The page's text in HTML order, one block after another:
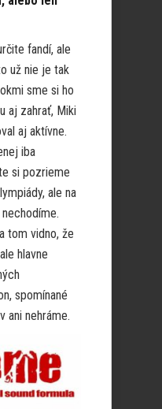
fandí, ale
už nie je tak
sme si ho
aj zahrať, Miki
aj aktívne.
iba
si pozrieme
ale na
tom vidno, že
hlavne
spomínané
ani nehráme.